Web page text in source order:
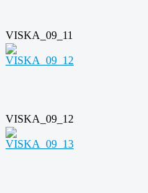
VISKA_09_11
VISKA_09_12